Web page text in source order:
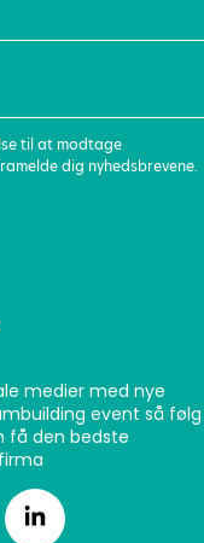
til at modtage
dig nyhedsbrevene.
medier med nye
event så følg
få den bedste